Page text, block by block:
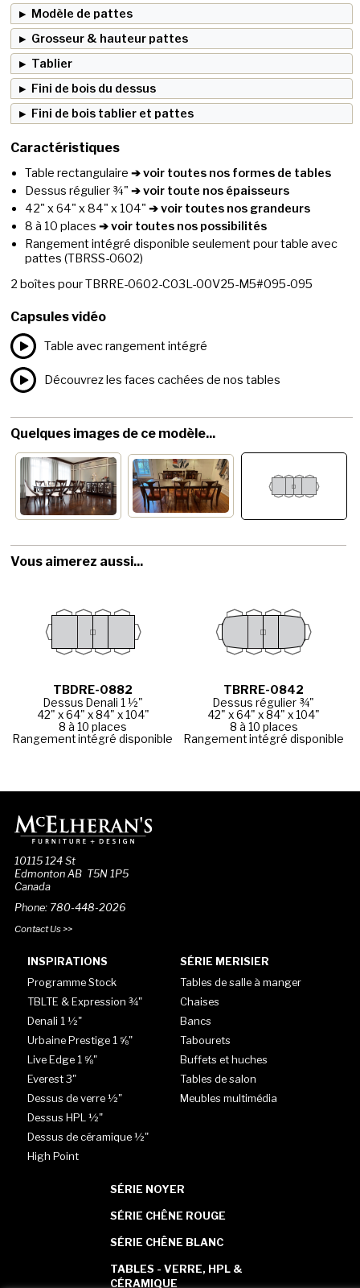
Modèle de pattes
Grosseur & hauteur pattes
Tablier
Fini de bois du dessus
Fini de bois tablier et pattes
Caractéristiques
Table rectangulaire ➔ voir toutes nos formes de tables
Dessus régulier ¾" ➔ voir toute nos épaisseurs
42" x 64" x 84" x 104" ➔ voir toutes nos grandeurs
8 à 10 places ➔ voir toutes nos possibilités
Rangement intégré disponible seulement pour table avec
pattes(TBRSS-0602)
2 boîtes pourTBRRE-0602-C03L-00V25-M5#095-095
Capsules vidéo
Table avec rangement intégré
Découvrez les faces cachées de nos tables
Quelques images de ce modèle...
Vous aimerez aussi...
TBDRE-0882
Dessus Denali 1 ½"
42" x 64" x 84" x 104"
8 à 10 places
Rangement intégré disponible
TBRRE-0842
Dessus régulier ¾"
42" x 64" x 84" x 104"
8 à 10 places
Rangement intégré disponible
10115 124 St
Edmonton AB T5N 1P5
Canada
Phone: 780-448-2026
Contact Us >>
INSPIRATIONS
Programme Stock
TBLTE & Expression ¾"
Denali 1 ½"
Urbaine Prestige 1 ⅝"
Live Edge 1 ⅝"
Everest 3"
Dessus de verre ½"
Dessus HPL ½"
Dessus de céramique ½"
High Point
SÉRIE MERISIER
Tables de salle à manger
Chaises
Bancs
Tabourets
Buffets et huches
Tables de salon
Meubles multimédia
SÉRIE NOYER
SÉRIE CHÊNE ROUGE
SÉRIE CHÊNE BLANC
TABLES - VERRE, HPL &
CÉRAMIQUE